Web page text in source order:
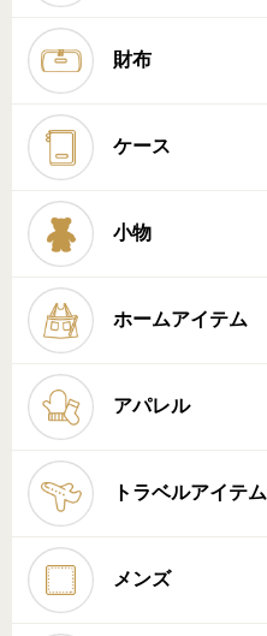
財布
ケース
小物
ホームアイテム
アパレル
トラベルアイテム
メンズ